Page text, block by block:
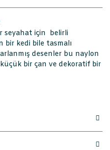
seyahat için belirli
kedi bile tasmalı
desenler bu naylon
küçük bir çan ve dekoratif bir